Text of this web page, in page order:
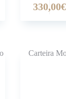
330,00€